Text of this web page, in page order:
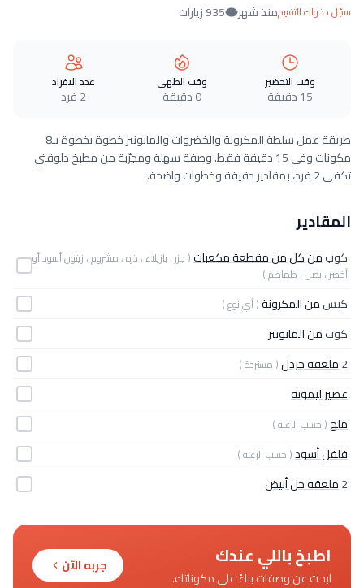
سجّل دخولك للتقييممنذ شهر 935 زيارات
وقت التحضير
15 دقيقة
وقت الطهي
0 دقيقة
عدد الافراد
2 فرد
طريقة عمل سلطة المكرونة والخضروات والمايونيز خطوة بخطوة بـ8
مكونات وفي 15 دقيقة فقط. وصفة سهلة ومجرّبة من مطبخ دلوقتي
تكفي 2 فرد، بمقادير دقيقة وخطوات واضحة.
المقادير
كوبمن كل من مقطعة مكعبات( جزر ، بازيلاء ، ذره ، مشروم ، زيتون أسود أو
أخضر ، بصل ، طماطم )
كيسمن المكرونة( أي نوع )
كوبمن المايونيز
2ملعقه خردل( مستردة )
عصير ليمونة
ملح( حسب الرغبة )
فلفل أسود( حسب الرغبة )
2ملعقه خل أبيض
اطبخ باللي عندك
ابحث عن وصفات بناءً على مكوناتك.
جربه الآن